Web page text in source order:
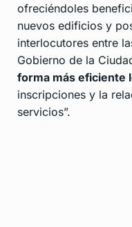
ofreciéndoles
nuevos edificios y
interlocutores entre
Gobierno de la
forma más eficiente
inscripciones y la
servicios”.